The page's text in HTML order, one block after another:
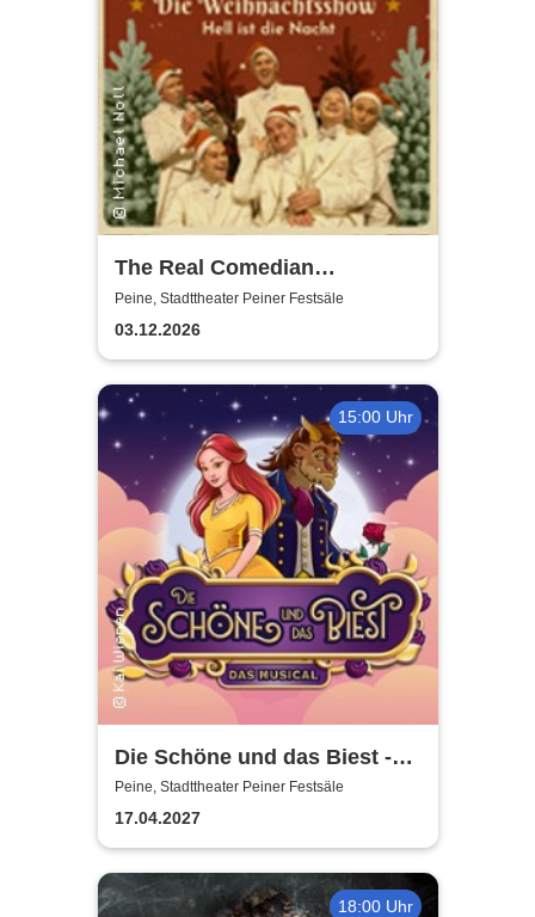
The Real Comedian
Harmonists - Die
Weihnachtsshow - Hell ist die
Nacht
Peine, Stadttheater Peiner Festsäle
03.12.2026
15:00 Uhr
Die Schöne und das Biest -
das Musical | Theater Liberi
Peine, Stadttheater Peiner Festsäle
17.04.2027
18:00 Uhr